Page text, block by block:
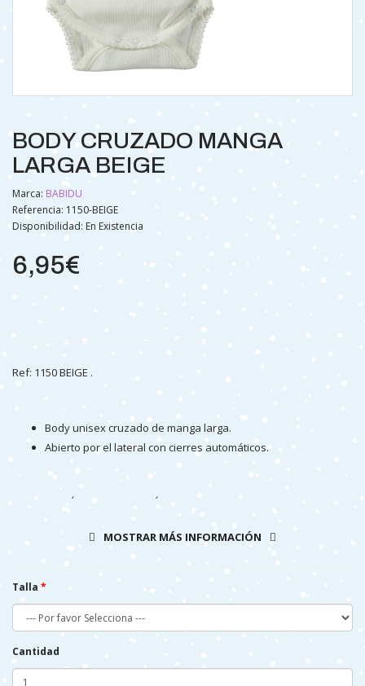
BODY CRUZADO MANGA
LARGA BEIGE
Marca: BABIDU
Referencia: 1150-BEIGE
Disponibilidad: En Existencia
6,95€
Ref: 1150 BEIGE .
Body unisex cruzado de manga larga.
Abierto por el lateral con cierres automáticos.
COMPOSICIÓN: 100% ALGODÓN.
CUIDADOS: Lavar a máquina - agua fría (30 ° max)
MOSTRAR MÁS INFORMACIÓN
Talla
Cantidad